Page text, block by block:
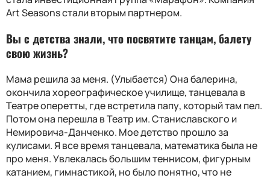
Art Seasons стали вторым партнером.
Вы с детства знали, что посвятите танцам, балету
свою жизнь?
Мама решила за меня. (Улыбается) Она балерина,
окончила хореографическое училище, танцевала в
Театре оперетты, где встретила папу, который там пел.
Потом она перешла в Театр им. Станиславского и
Немировича-Данченко. Мое детство прошло за
кулисами. Я все время танцевала, математика была не
про меня. Увлекалась большим теннисом, фигурным
катанием, гимнастикой, но было понятно, что не